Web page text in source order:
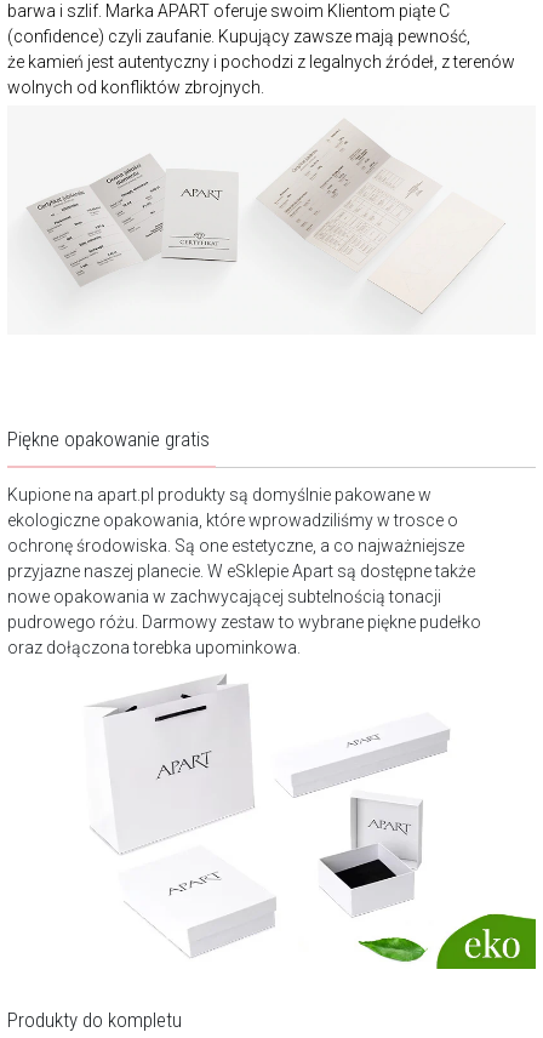
barwa i szlif. Marka APART oferuje swoim Klientom piąte C
(confidence) czyli zaufanie. Kupujący zawsze mają pewność,
że kamień jest autentyczny i pochodzi z legalnych źródeł, z terenów
wolnych od konfliktów zbrojnych.
Piękne opakowanie gratis
Kupione na apart.pl produkty są domyślnie pakowane w
ekologiczne opakowania, które wprowadziliśmy w trosce o
ochronę środowiska. Są one estetyczne, a co najważniejsze
przyjazne naszej planecie. W eSklepie Apart są dostępne także
nowe opakowania w zachwycającej subtelnością tonacji
pudrowego różu. Darmowy zestaw to wybrane piękne pudełko
oraz dołączona torebka upominkowa.
Produkty do kompletu